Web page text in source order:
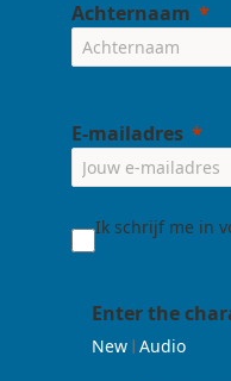
Achternaam
E-mailadres
Ik schrijf me in
Enter the
New | Audio